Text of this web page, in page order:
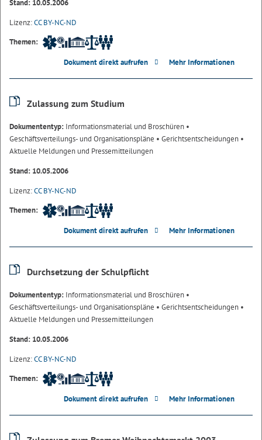
Stand: 10.05.2006
Lizenz:CC BY-NC-ND
Themen:
Dokument direkt aufrufen Mehr Informationen
Zulassung zum Studium
Dokumententyp: Informationsmaterial und Broschüren •
Geschäftsverteilungs- und Organisationspläne • Gerichtsentscheidungen •
Aktuelle Meldungen und Pressemitteilungen
Stand: 10.05.2006
Lizenz:CC BY-NC-ND
Themen:
Dokument direkt aufrufen Mehr Informationen
Durchsetzung der Schulpflicht
Dokumententyp: Informationsmaterial und Broschüren •
Geschäftsverteilungs- und Organisationspläne • Gerichtsentscheidungen •
Aktuelle Meldungen und Pressemitteilungen
Stand: 10.05.2006
Lizenz:CC BY-NC-ND
Themen:
Dokument direkt aufrufen Mehr Informationen